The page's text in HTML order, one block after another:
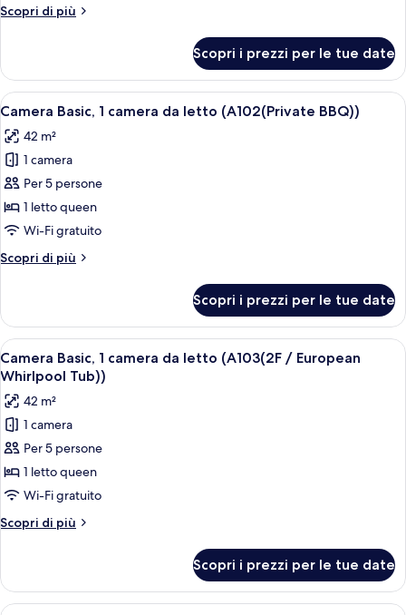
camera
(A101(Private
BBQ))
Scopri di più
Altri
Basic,
camera
letto
(A101(Private
BBQ))
Scopri i prezzi per le tue date
Apri
tutte
le
foto
per
Camera
Basic,
camera
(A102(Private
BBQ))
Camera Basic, 1 camera da letto
9
Camera Basic, 1 camera da letto (A102(Private BBQ))
42 m²
1 camera
Per 5 persone
1 letto queen
Wi-Fi gratuito
Scopri di più
Altri
Basic,
camera
da
(A102(Private
BBQ))
Scopri i prezzi per le tue date
Apri
tutte
le
foto
per
Camera
Basic,
1
camera
da
(A103(2F
Camera Basic, 1 camera da letto
7
Camera Basic, 1 camera da letto (A103(2F / European
Whirlpool Tub))
42 m²
1 camera
Per 5 persone
1 letto queen
Wi-Fi gratuito
Scopri di più
Altri
Basic,
Scopri i prezzi per le tue date
Camera Basic, 1 camera da letto